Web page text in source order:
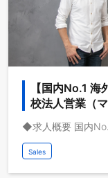
【国内No.1
校法人営業（
Sales